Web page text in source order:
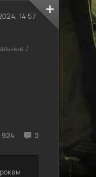
924 0
14:57
/